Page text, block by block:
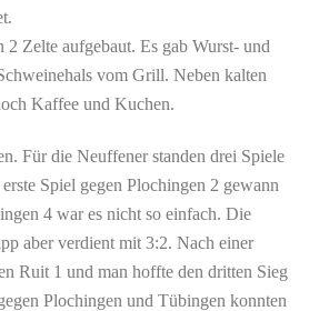
Zelte aufgebaut. Es gab Wurst- und
vom Grill. Neben kalten
Kaffee und Kuchen.
Für die Neuffener standen drei Spiele
Spiel gegen Plochingen 2 gewann
4 war es nicht so einfach. Die
aber verdient mit 3:2. Nach einer
Ruit 1 und man hoffte den dritten Sieg
Plochingen und Tübingen konnten